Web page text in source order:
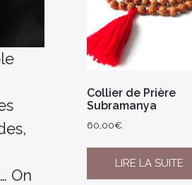
On
Collier de Prière
Subramanya
60,00€
LIRE LA SUITE